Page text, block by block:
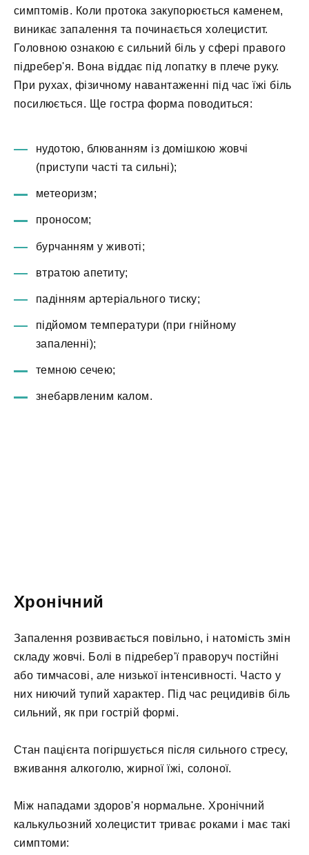
симптомів. Коли протока закупорюється каменем,
виникає запалення та починається холецистит.
Головною ознакою є сильний біль у сфері правого
підребер'я. Вона віддає під лопатку в плече руку.
При рухах, фізичному навантаженні під час їжі біль
посилюється. Ще гостра форма поводиться:
нудотою, блюванням із домішкою жовчі
(приступи часті та сильні);
метеоризм;
проносом;
бурчанням у животі;
втратою апетиту;
падінням артеріального тиску;
підйомом температури (при гнійному
запаленні);
темною сечею;
знебарвленим калом.
Хронічний
Запалення розвивається повільно, і натомість змін
складу жовчі. Болі в підребер'ї праворуч постійні
або тимчасові, але низької інтенсивності. Часто у
них ниючий тупий характер. Під час рецидивів біль
сильний, як при гострій формі.
Стан пацієнта погіршується після сильного стресу,
вживання алкоголю, жирної їжі, солоної.
Між нападами здоров'я нормальне. Хронічний
калькульозний холецистит триває роками і має такі
симптоми: